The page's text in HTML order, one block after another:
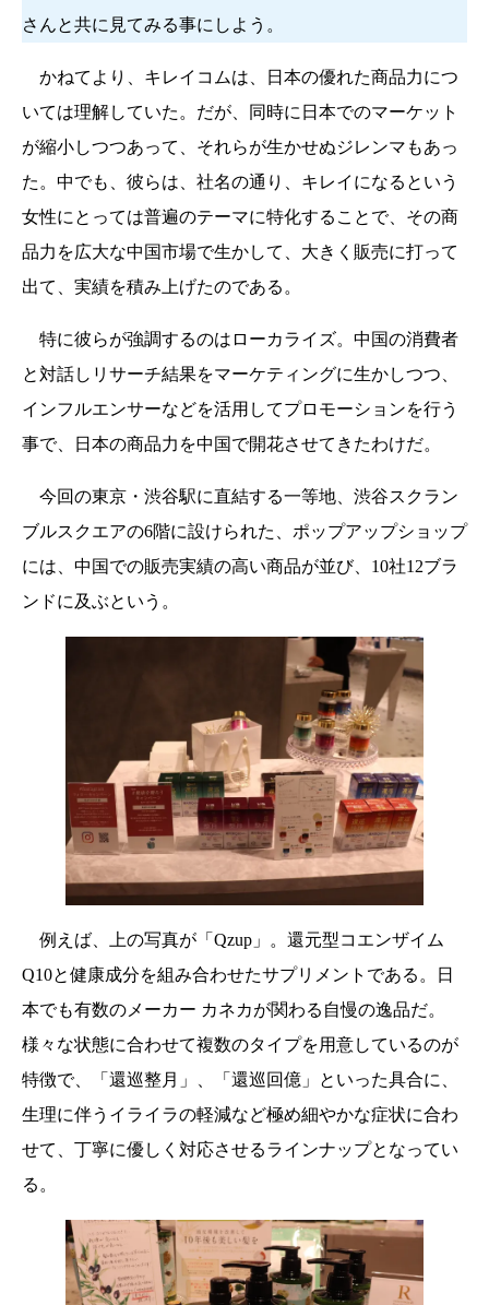
さんと共に見てみる事にしよう。
かねてより、キレイコムは、日本の優れた商品力につ
いては理解していた。だが、同時に日本でのマーケット
が縮小しつつあって、それらが生かせぬジレンマもあっ
た。中でも、彼らは、社名の通り、キレイになるという
女性にとっては普遍のテーマに特化することで、その商
品力を広大な中国市場で生かして、大きく販売に打って
出て、実績を積み上げたのである。
特に彼らが強調するのはローカライズ。中国の消費者
と対話しリサーチ結果をマーケティングに生かしつつ、
インフルエンサーなどを活用してプロモーションを行う
事で、日本の商品力を中国で開花させてきたわけだ。
今回の東京・渋谷駅に直結する一等地、渋谷スクラン
ブルスクエアの6階に設けられた、ポップアップショップ
には、中国での販売実績の高い商品が並び、10社12ブラ
ンドに及ぶという。
例えば、上の写真が「Qzup」。還元型コエンザイム
Q10と健康成分を組み合わせたサプリメントである。日
本でも有数のメーカー カネカが関わる自慢の逸品だ。
様々な状態に合わせて複数のタイプを用意しているのが
特徴で、「還巡整月」、「還巡回億」といった具合に、
生理に伴うイライラの軽減など極め細やかな症状に合わ
せて、丁寧に優しく対応させるラインナップとなってい
る。